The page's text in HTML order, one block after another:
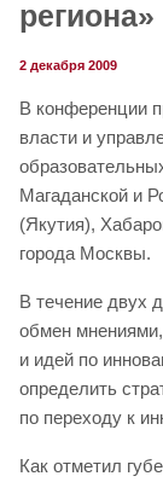
региона»
2 декабря 2009
В конференции
власти и
Магаданской и
(Якутия),
города Москвы.
В течение двух
обмен
и идей по
определить
по переходу к
Как отметил